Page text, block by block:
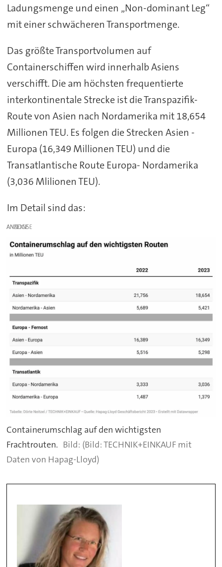
Ladungsmenge und einen „Non-dominant Leg“
mit einer schwächeren Transportmenge.
Das größte Transportvolumen auf
Containerschiffen wird innerhalb Asiens
verschifft. Die am höchsten frequentierte
interkontinentale Strecke ist die Transpazifik-
Route von Asien nach Nordamerika mit 18,654
Millionen TEU. Es folgen die Strecken Asien -
Europa (16,349 Millionen TEU) und die
Transatlantische Route Europa- Nordamerika
(3,036 Mlilionen TEU).
Im Detail sind das:
ANZEIGE
Containerumschlag auf den wichtigsten
Frachtrouten.
(Bild: TECHNIK+EINKAUF mit
Daten von Hapag-Lloyd)